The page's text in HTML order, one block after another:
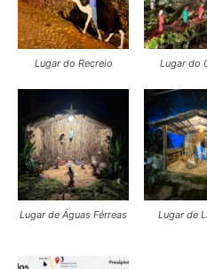
Lugar do Recreio Lugar do
Lugar de Águas Férreas Lugar de